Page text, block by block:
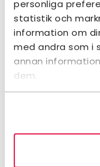
personliga
statistik och
information om
med andra som i
annan
dem.
Knopvägen 14
133 44
+46706871671